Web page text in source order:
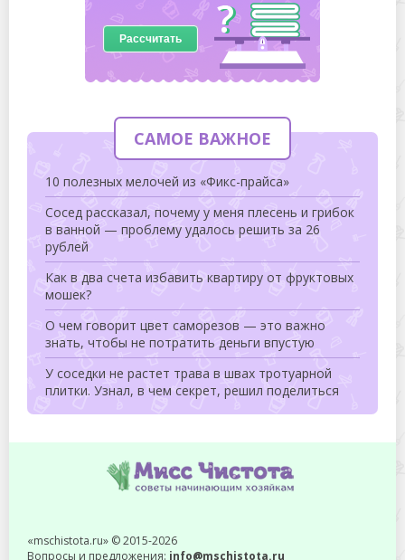
Рассчитать
САМОЕ ВАЖНОЕ
10 полезных мелочей из «Фикс-прайса»
Сосед рассказал, почему у меня плесень и грибок
в ванной — проблему удалось решить за 26
рублей
Как в два счета избавить квартиру от фруктовых
мошек?
О чем говорит цвет саморезов — это важно
знать, чтобы не потратить деньги впустую
У соседки не растет трава в швах тротуарной
плитки. Узнал, в чем секрет, решил поделиться
«mschistota.ru» © 2015-2026
Вопросы и предложения: info@mschistota.ru